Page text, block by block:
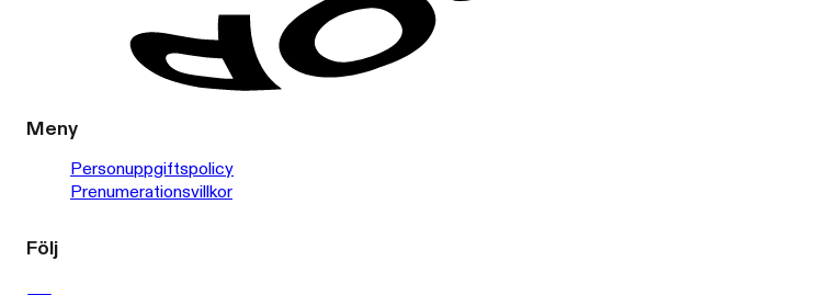
Meny
Personuppgiftspolicy
Prenumerationsvillkor
Följ